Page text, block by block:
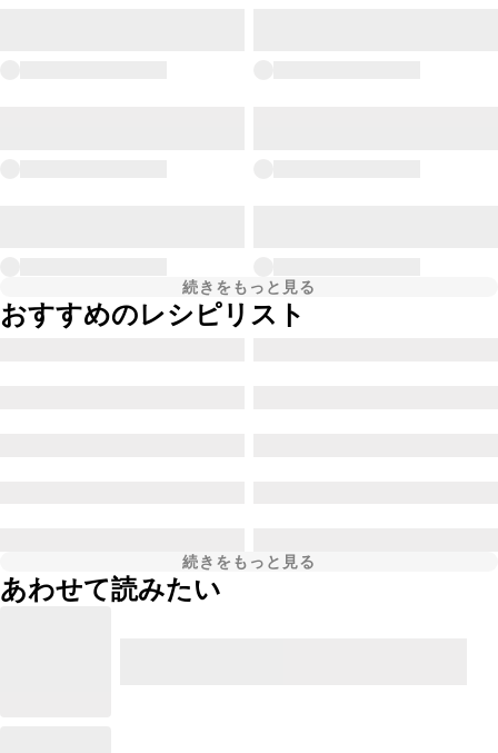
続きをもっと見る
おすすめのレシピリスト
続きをもっと見る
あわせて読みたい